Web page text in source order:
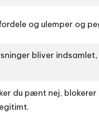
og ulemper og
bliver
du pænt nej,